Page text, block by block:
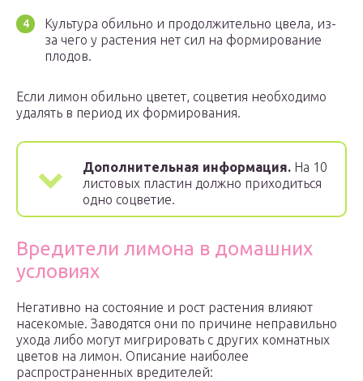
Культура обильно и продолжительно цвела, из-
за чего у растения нет сил на формирование
плодов.
Если лимон обильно цветет, соцветия необходимо
удалять в период их формирования.
Дополнительная информация. На 10
листовых пластин должно приходиться
одно соцветие.
Вредители лимона в домашних
условиях
Негативно на состояние и рост растения влияют
насекомые. Заводятся они по причине неправильно
ухода либо могут мигрировать с других комнатных
цветов на лимон. Описание наиболее
распространенных вредителей: